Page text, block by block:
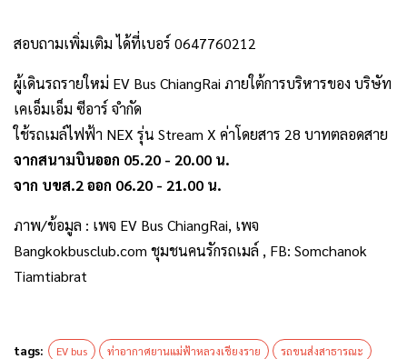
สอบถามเพิ่มเติม ได้ที่เบอร์ 0647760212
ผู้เดินรถรายใหม่ EV Bus ChiangRai ภายใต้การบริหารของ บริษัท
เคเอ็มเอ็ม ซีอาร์ จำกัด
ใช้รถเมล์ไฟฟ้า NEX รุ่น Stream X ค่าโดยสาร 28 บาทตลอดสาย
จากสนามบินออก 05.20 -​ 20.00 น.
จาก บขส.2 ออก 06.20 -​ 21.00 น.
ภาพ/ข้อมูล : เพจ EV Bus ChiangRai, เพจ
Bangkokbusclub.com ชุมชนคนรักรถเมล์ , FB: Somchanok
Tiamtiabrat
tags: EV bus ท่าอากาศยานแม่ฟ้าหลวงเชียงราย รถขนส่งสาธารณะ